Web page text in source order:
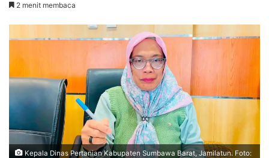
2 menit membaca
Kepala Dinas Pertanian Kabupaten Sumbawa Barat, Jamilatun. Foto: